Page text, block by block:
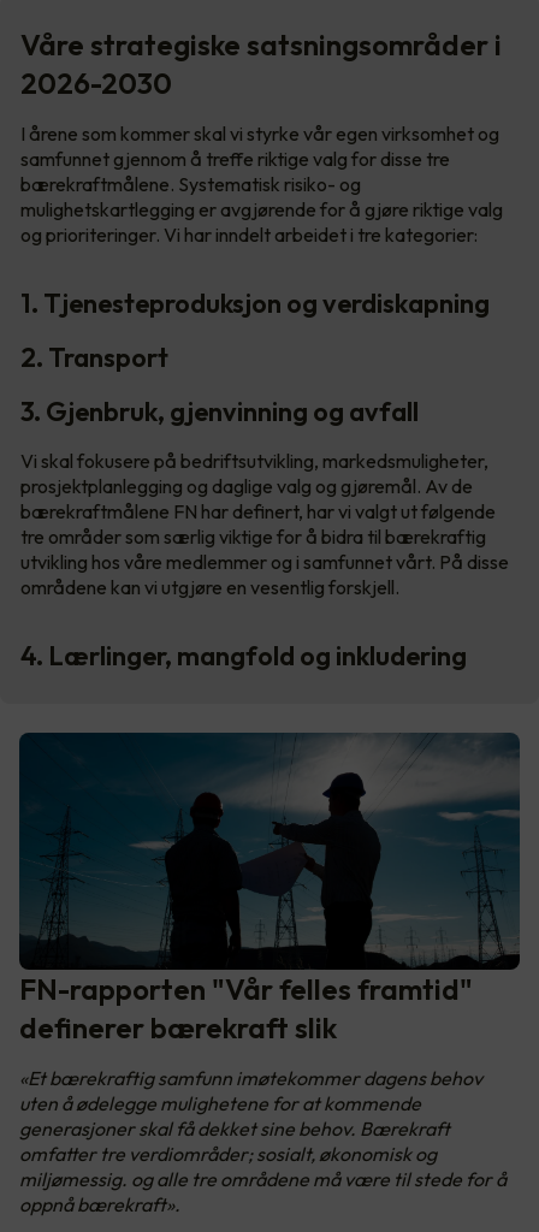
Våre strategiske satsningsområder i
2026-2030
I årene som kommer skal vi styrke vår egen virksomhet og
samfunnet gjennom å treffe riktige valg for disse tre
bærekraftmålene. Systematisk risiko- og
mulighetskartlegging er avgjørende for å gjøre riktige valg
og prioriteringer. Vi har inndelt arbeidet i tre kategorier:
1. Tjenesteproduksjon og verdiskapning
2. Transport
3. Gjenbruk, gjenvinning og avfall
Vi skal fokusere på bedriftsutvikling, markedsmuligheter,
prosjektplanlegging og daglige valg og gjøremål. Av de
bærekraftmålene FN har definert, har vi valgt ut følgende
tre områder som særlig viktige for å bidra til bærekraftig
utvikling hos våre medlemmer og i samfunnet vårt. På disse
områdene kan vi utgjøre en vesentlig forskjell.
4. Lærlinger, mangfold og inkludering
FN-rapporten "Vår felles framtid"
definerer bærekraft slik
«Et bærekraftig samfunn imøtekommer dagens behov
uten å ødelegge mulighetene for at kommende
generasjoner skal få dekket sine behov. Bærekraft
omfatter tre verdiområder; sosialt, økonomisk og
miljømessig. og alle tre områdene må være til stede for å
oppnå bærekraft».